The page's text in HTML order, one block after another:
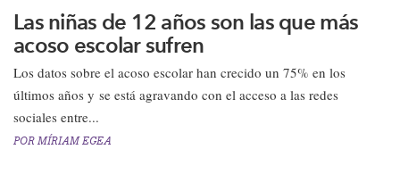
Las niñas de 12 años son las que más
acoso escolar sufren
Los datos sobre el acoso escolar han crecido un 75% en los
últimos años y se está agravando con el acceso a las redes
sociales entre...
POR MÍRIAM EGEA